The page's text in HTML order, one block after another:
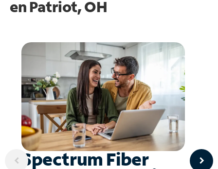
en Patriot, OH
Spectrum Fiber